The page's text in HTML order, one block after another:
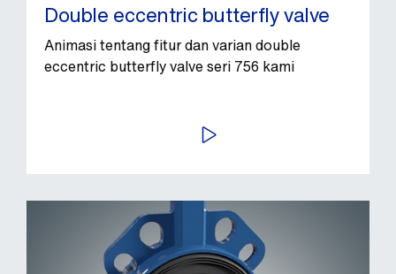
Double eccentric butterfly valve
Animasi tentang fitur dan varian double
eccentric butterfly valve seri 756 kami
PUTAR VIDEO